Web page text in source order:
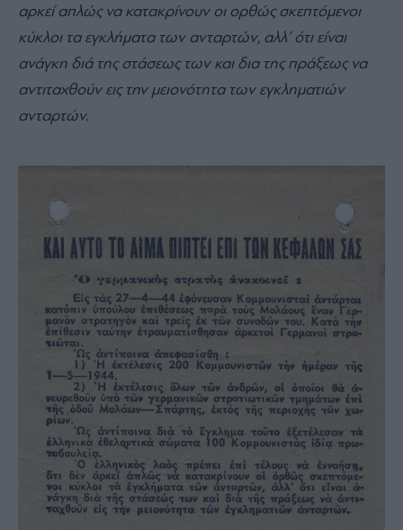
αρκεί απλώς να κατακρίνουν οι ορθώς σκεπτόμενοι
κύκλοι τα εγκλήματα των ανταρτών, αλλ’ ότι είναι
ανάγκη διά της στάσεως των και δια της πράξεως να
αντιταχθούν εις την μειονότητα των εγκληματιών
ανταρτών.